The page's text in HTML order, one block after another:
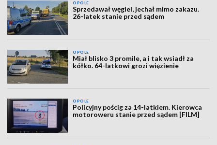
OPOLE
Sprzedawał węgiel, jechał mimo zakazu.
26-latek stanie przed sądem
OPOLE
Miał blisko 3 promile, a i tak wsiadł za
kółko. 64-latkowi grozi więzienie
OPOLE
Policyjny pościg za 14-latkiem. Kierowca
motoroweru stanie przed sądem [FILM]